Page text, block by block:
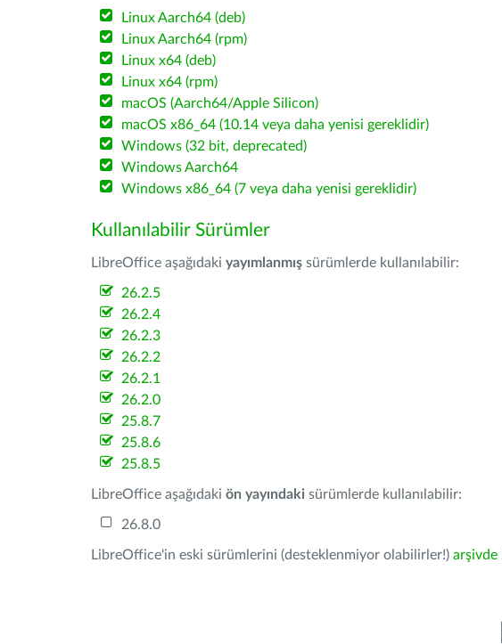
Linux Aarch64 (deb)
Linux Aarch64 (rpm)
Linux x64 (deb)
Linux x64 (rpm)
macOS (Aarch64/Apple Silicon)
macOS x86_64 (10.14 veya daha yenisi gereklidir)
Windows (32 bit, deprecated)
Windows Aarch64
Windows x86_64 (7 veya daha yenisi gereklidir)
Kullanılabilir Sürümler
LibreOffice aşağıdaki yayımlanmış sürümlerde kullanılabilir:
26.2.5
26.2.4
26.2.3
26.2.2
26.2.1
26.2.0
25.8.7
25.8.6
25.8.5
LibreOffice aşağıdaki ön yayındaki sürümlerde kullanılabilir:
26.8.0
LibreOffice'in eski sürümlerini (desteklenmiyor olabilirler!) arşivde